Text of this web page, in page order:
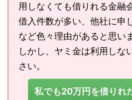
用しなくても借りれる金融
借入件数が多い、他社に申
など色々理由があると思い
しかし、ヤミ金は利用しな
さい。
私でも20万円を借りれ